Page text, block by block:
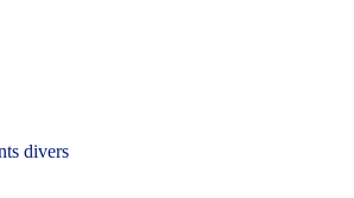
divers